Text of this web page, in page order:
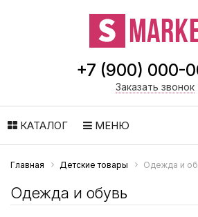
+7 (900) 000-
Заказать звонок
КАТАЛОГ МЕНЮ
Главная Детские товары Одежда и
Одежда и обувь